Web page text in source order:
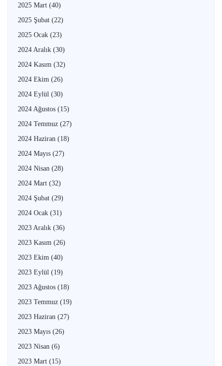
2025 Mart (40)
2025 Şubat (22)
2025 Ocak (23)
2024 Aralık (30)
2024 Kasım (32)
2024 Ekim (26)
2024 Eylül (30)
2024 Ağustos (15)
2024 Temmuz (27)
2024 Haziran (18)
2024 Mayıs (27)
2024 Nisan (28)
2024 Mart (32)
2024 Şubat (29)
2024 Ocak (31)
2023 Aralık (36)
2023 Kasım (26)
2023 Ekim (40)
2023 Eylül (19)
2023 Ağustos (18)
2023 Temmuz (19)
2023 Haziran (27)
2023 Mayıs (26)
2023 Nisan (6)
2023 Mart (15)